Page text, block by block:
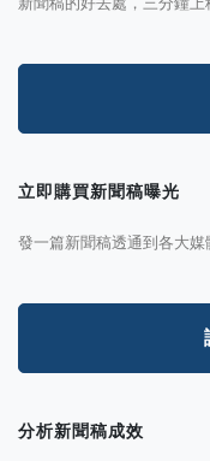
立即購買新聞稿曝光
發一篇新聞稿透通到各大媒
分析新聞稿成效